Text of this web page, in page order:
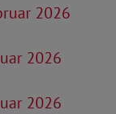
2026
2026
2026